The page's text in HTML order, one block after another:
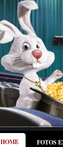
HOME FOTOS